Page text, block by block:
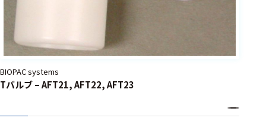
BIOPAC systems
Tバルブ – AFT21, AFT22, AFT23